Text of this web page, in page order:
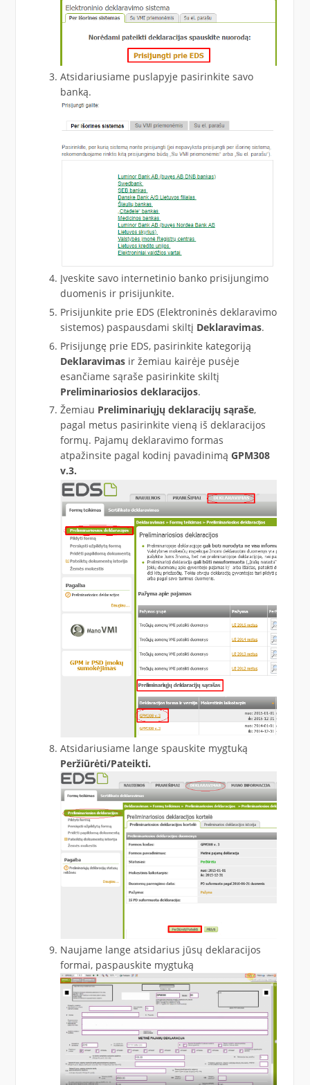
Atsidariusiame puslapyje pasirinkite savo
banką.
Įveskite savo internetinio banko prisijungimo
duomenis ir prisijunkite.
Prisijunkite prie EDS (Elektroninės deklaravimo
sistemos) paspausdami skiltį Deklaravimas.
Prisijungę prie EDS, pasirinkite kategoriją
Deklaravimas ir žemiau kairėje pusėje
esančiame sąraše pasirinkite skiltį
Preliminariosios deklaracijos.
Žemiau Preliminariųjų deklaracijų sąraše,
pagal metus pasirinkite vieną iš deklaracijos
formų. Pajamų deklaravimo formas
atpažinsite pagal kodinį pavadinimą GPM308
v.3.
Atsidariusiame lange spauskite mygtuką
Peržiūrėti/Pateikti.
Naujame lange atsidarius jūsų deklaracijos
formai, paspauskite mygtuką